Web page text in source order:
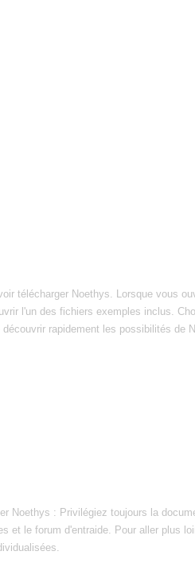
télécharger Noethys. Lorsque vous
l'un des fichiers exemples inclus.
rapidement les possibilités de
Noethys : Privilégiez toujours la
et le forum d'entraide. Pour aller plus